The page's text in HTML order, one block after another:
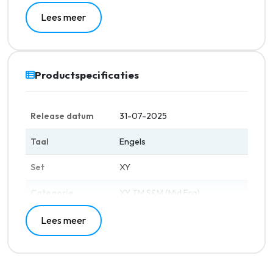
Elke pack bevat 10 kaarten
Lees meer
Productspecificaties
Release datum 31-07-2025
Taal Engels
Set XY
XY TM S&M (Mid Era)
Lees meer